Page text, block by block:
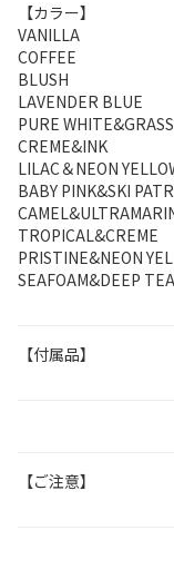
【カラー】
VANILLA
COFFEE
BLUSH
LAVENDER BLUE
PURE WHITE&GRASS
CREME&INK
LILAC＆NEON
BABY PINK&SKI
TROPICAL&CREME
PRISTINE&NEON
SEAFOAM&DEEP
【付属品】
【ご注意】